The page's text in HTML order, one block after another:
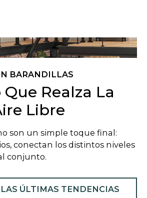
BARANDILLAS
Realza La
Libre
son un simple toque final:
conectan los distintos niveles
conjunto.
ÚLTIMAS TENDENCIAS